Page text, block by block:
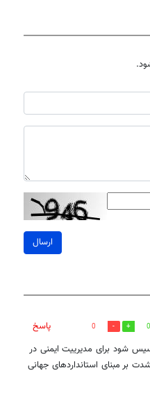
ارسال
0
0
پاسخ
شود برای مدیرییت ایمنی در
بر مبنای استانداردهای جهانی